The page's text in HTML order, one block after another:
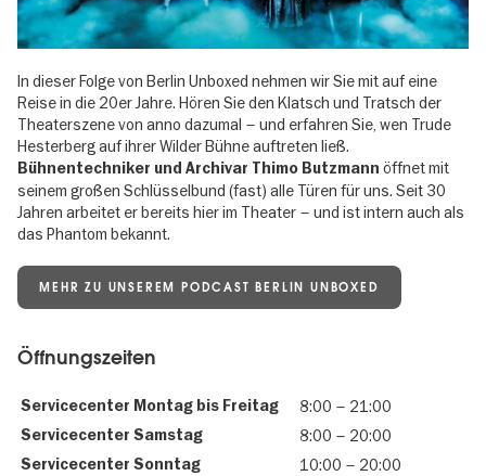
In dieser Folge von Berlin Unboxed nehmen wir Sie mit auf eine
Reise in die 20er Jahre. Hören Sie den Klatsch und Tratsch der
Theaterszene von anno dazumal – und erfahren Sie, wen Trude
Hesterberg auf ihrer Wilder Bühne auftreten ließ.
Bühnentechniker und Archivar Thimo Butzmann öffnet mit
seinem großen Schlüsselbund (fast) alle Türen für uns. Seit 30
Jahren arbeitet er bereits hier im Theater – und ist intern auch als
das Phantom bekannt.
MEHR ZU UNSEREM PODCAST BERLIN UNBOXED
Öffnungszeiten
Servicecenter Montag bis Freitag 8:00 – 21:00
Servicecenter Samstag 8:00 – 20:00
Servicecenter Sonntag 10:00 – 20:00